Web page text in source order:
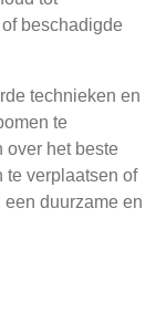
beschadigde
technieken en
te
over het beste
te verplaatsen of
duurzame en